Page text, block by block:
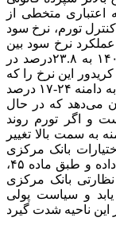
اعتباری متخطی از
تورم، نرخ سود
افزایش یافت. عملکرد نرخ سود بین
بانکی از ۲۳.۱۴درصد در آخرین هفته اسفند۱۴۰۱ به ۲۳.۸درصد در
کریدور این نرخ را که
پیش از این در دامنه ۲۲-۱۴ درصد قرار داشت به دامنه ۲۴-۱۷ درصد
می‌دهد که در حال
و اگر تورم روند
به سمت بالا تغییر
بانک مرکزی
برای کنترل اضافه‌برداشت بانک‌ها را افزایش داده و طبق ماده ۴۵،
نیمه دوم سال۱۴۰۲، چتر نظارتی بانک مرکزی
و سیاست پولی